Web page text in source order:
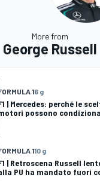
More from
George Russell
16 g
| Mercedes: perché le
possono
110 g
| Retroscena Russell
PU ha mandato fuori